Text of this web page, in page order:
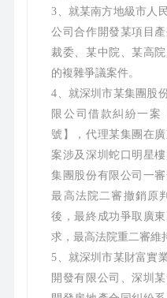
3、就某南方地級市人
公司合作開發某項目
裁委、某中院、某高
的複雜爭議案件。
4、就深圳市某集團股
限公司借款糾紛一案
號】，代理某集團在
案涉及深圳蛇口明星
集團股份有限公司一
最高法院二審撤銷原
後，最終成功爭取廣
求，最高法院重二審維
5、就深圳市某財富實
開發有限公司、深圳